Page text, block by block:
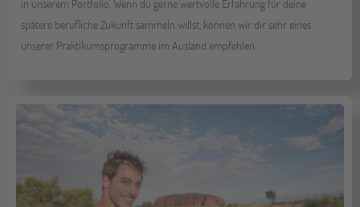
in unserem Portfolio. Wenn du gerne wertvolle Erfahrung für deine
spätere berufliche Zukunft sammeln willst, können wir dir sehr eines
unserer Praktikumsprogramme im Ausland empfehlen.